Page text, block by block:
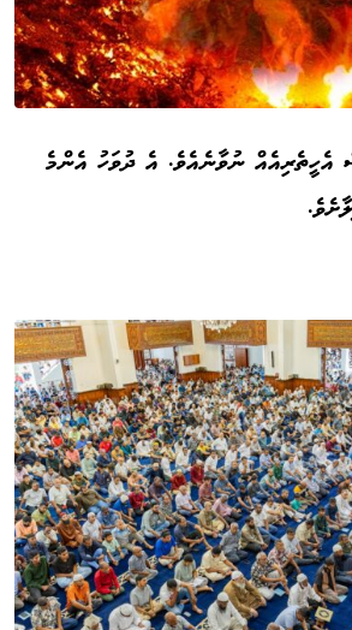
އެހީތެރިއެއް ނުވާނެއެވެ. އެ ދުވަހު އެންމެ